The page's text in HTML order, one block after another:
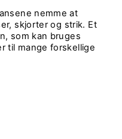
nemme at
skjorter og strik. Et
som kan bruges
til mange forskellige